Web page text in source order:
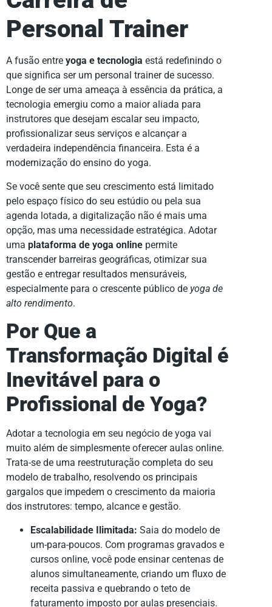
Personal Trainer
A fusão entre yoga e tecnologia está redefinindo o
que significa ser um personal trainer de sucesso.
Longe de ser uma ameaça à essência da prática, a
tecnologia emergiu como a maior aliada para
instrutores que desejam escalar seu impacto,
profissionalizar seus serviços e alcançar a
verdadeira independência financeira. Esta é a
modernização do ensino do yoga.
Se você sente que seu crescimento está limitado
pelo espaço físico do seu estúdio ou pela sua
agenda lotada, a digitalização não é mais uma
opção, mas uma necessidade estratégica. Adotar
uma plataforma de yoga online permite
transcender barreiras geográficas, otimizar sua
gestão e entregar resultados mensuráveis,
especialmente para o crescente público de yoga de
alto rendimento.
Por Que a
Transformação Digital é
Inevitável para o
Profissional de Yoga?
Adotar a tecnologia em seu negócio de yoga vai
muito além de simplesmente oferecer aulas online.
Trata-se de uma reestruturação completa do seu
modelo de trabalho, resolvendo os principais
gargalos que impedem o crescimento da maioria
dos instrutores: tempo, alcance e gestão.
Escalabilidade Ilimitada: Saia do modelo de
um-para-poucos. Com programas gravados e
cursos online, você pode ensinar centenas de
alunos simultaneamente, criando um fluxo de
receita passiva e quebrando o teto de
faturamento imposto por aulas presenciais.